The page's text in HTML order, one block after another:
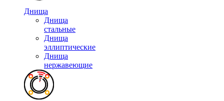
Днища
Днища
стальные
Днища
эллиптические
Днища
нержавеющие